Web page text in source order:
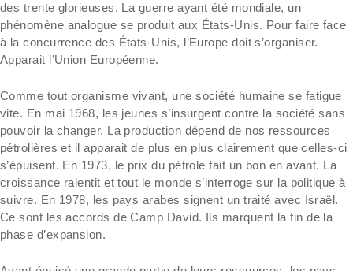
des trente glorieuses. La guerre ayant été mondiale, un
phénomène analogue se produit aux États-Unis. Pour faire face
à la concurrence des États-Unis, l’Europe doit s’organiser.
Apparait l’Union Européenne.
Comme tout organisme vivant, une société humaine se fatigue
vite. En mai 1968, les jeunes s’insurgent contre la société sans
pouvoir la changer. La production dépend de nos ressources
pétrolières et il apparait de plus en plus clairement que celles-ci
s’épuisent. En 1973, le prix du pétrole fait un bon en avant. La
croissance ralentit et tout le monde s’interroge sur la politique à
suivre. En 1978, les pays arabes signent un traité avec Israël.
Ce sont les accords de Camp David. Ils marquent la fin de la
phase d’expansion.